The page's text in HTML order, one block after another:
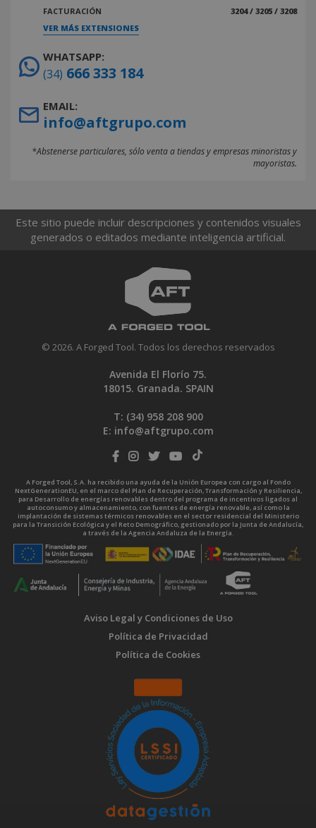
FACTURACIÓN
3204 / 3205 / 3208
VER MÁS EXTENSIONES
WHATSAPP:
(34) 666 333 184
EMAIL:
info@aftgrupo.com
*Abstenerse particulares, sólo venta a tiendas y empresas minoristas y
mayoristas.
Este sitio puede incluir descripciones y contenidos visuales
generados o editados mediante inteligencia artificial.
© 2026. A Forged Tool. Todos los derechos reservados
Avenida El Florío 75.
18015. Granada. SPAIN
T: (34) 958 208 900
E: info@aftgrupo.com
A Forged Tool, S.A. ha recibido una ayuda de la Unión Europea con cargo al Fondo
NextGenerationEU, en el marco del Plan de Recuperación, Transformación y Resiliencia,
para Desarrollo de energías renovables dentro del programa de incentivos ligados al
autoconsumo y almacenamiento, con fuentes de energía renovable, así como la
implantación de sistemas térmicos renovables en el sector residencial del Ministerio
para la Transición Ecológica y el Reto Demográfico, gestionado por la Junta de Andalucía,
a través de la Agencia Andaluza de la Energía.
Aviso Legal y Condiciones de Uso
Política de Privacidad
Política de Cookies